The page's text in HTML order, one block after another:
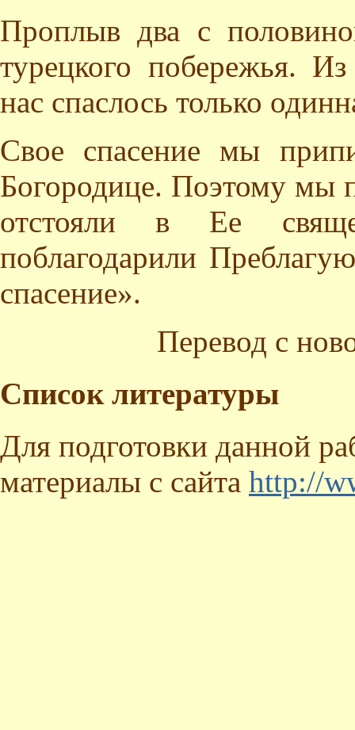
Проплыв два с
турецкого побережья.
нас спаслось только
Свое спасение мы
Богородице. Поэтому мы
отстояли в Ее
поблагодарили
спасение».
Перевод с
Список литературы
Для подготовки данной
материалы с сайта http://